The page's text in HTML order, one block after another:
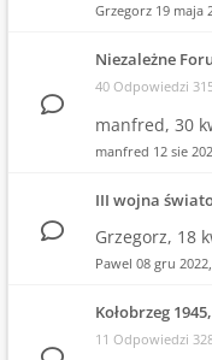
Grzegorz 19 maja
Niezależne
40 Odpowiedzi
manfred, 30
manfred 12 sie
III wojna
Grzegorz, 18
Pawel 08 gru
Kołobrzeg
11 Odpowiedzi